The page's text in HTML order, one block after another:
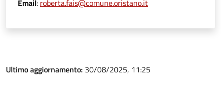
Email: roberta.fais@comune.oristano.it
Ultimo aggiornamento: 30/08/2025, 11:25